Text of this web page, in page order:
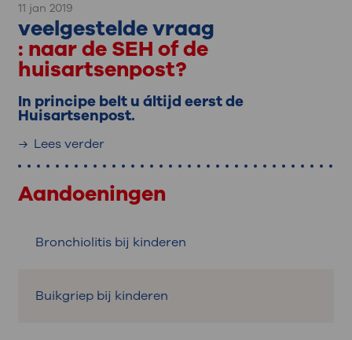
11 jan 2019
veelgestelde vraag
: naar de SEH of de
huisartsenpost?
In principe belt u áltijd eerst de
Huisartsenpost.
Lees verder
Aandoeningen
Bronchiolitis bij kinderen
Buikgriep bij kinderen